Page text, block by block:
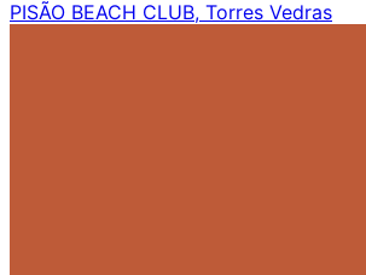
PISÃO BEACH CLUB, Torres Vedras